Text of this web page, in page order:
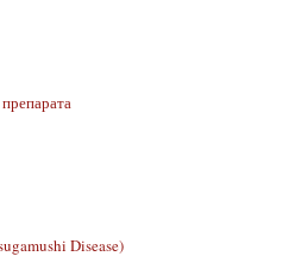
Disease)